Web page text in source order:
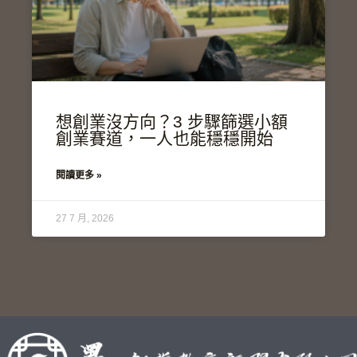
想創業沒方向？3 步驟篩選小額
創業賽道，一人也能穩穩開始
閱讀更多 »
27 7 月, 2026